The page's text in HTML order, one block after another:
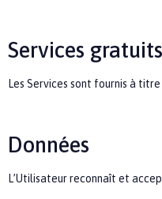
Services gratuits
Les Services sont fournis à
Données
L’Utilisateur reconnaît et